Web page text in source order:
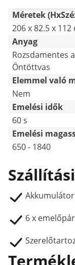
Méretek
206 x 82.5 x 112
Anyag
Rozsdamentes
Öntöttvas
Elemmel való
Nem
Emelési idők
60 s
Emelési
650 - 1840
Akkumulátor
6 x